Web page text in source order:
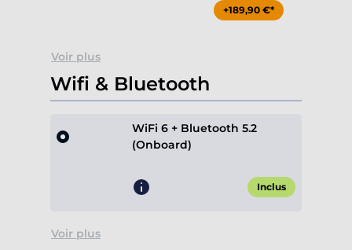
+189,90 €*
Voir plus
Wifi & Bluetooth
WiFi 6 + Bluetooth 5.2
(Onboard)
Inclus
Voir plus